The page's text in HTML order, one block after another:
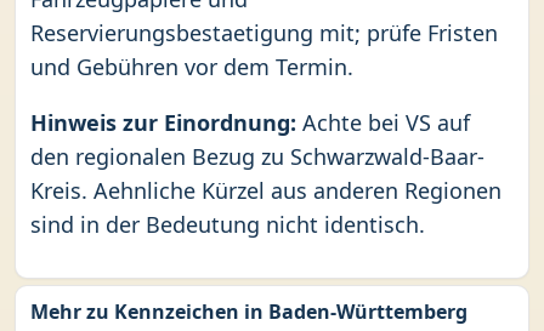
Reservierungsbestaetigung mit; prüfe Fristen
und Gebühren vor dem Termin.
Hinweis zur Einordnung: Achte bei VS auf
den regionalen Bezug zu Schwarzwald-Baar-
Kreis. Aehnliche Kürzel aus anderen Regionen
sind in der Bedeutung nicht identisch.
Mehr zu Kennzeichen in Baden-Württemberg